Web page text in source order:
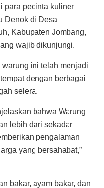
para pecinta kuliner
Denok di Desa
Kabupaten Jombang,
wajib dikunjungi.
ini telah menjadi
dengan berbagai
selera.
bahwa Warung
lebih dari sekadar
pengalaman
yang bersahabat,”
bakar, ayam bakar, dan